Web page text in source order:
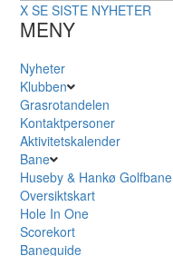
X SE SISTE NYHETER
MENY
Nyheter
Klubben
Grasrotandelen
Kontaktpersoner
Aktivitetskalender
Bane
Huseby & Hankø Golfbane
Oversiktskart
Hole In One
Scorekort
Baneguide